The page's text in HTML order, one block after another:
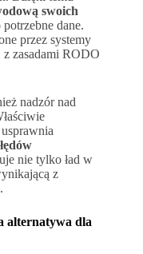
swoich
dane.
przez systemy
zasadami RODO
nadzór nad
nie tylko ład w
z
alternatywa dla